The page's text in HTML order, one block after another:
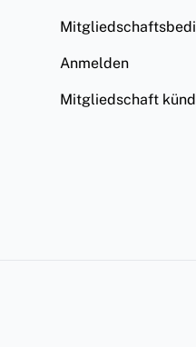
Anmelden
Mitgliedschaft